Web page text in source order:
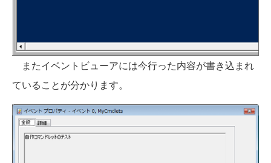
またイベントビューアには今行った内容が書き込まれ
ていることが分かります。